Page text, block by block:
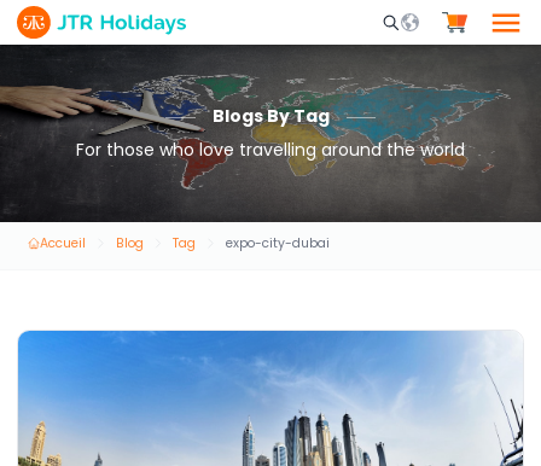
Mobile Search
Blogs By Tag
For those who love travelling around the world
Accueil Blog Tag expo-city-dubai